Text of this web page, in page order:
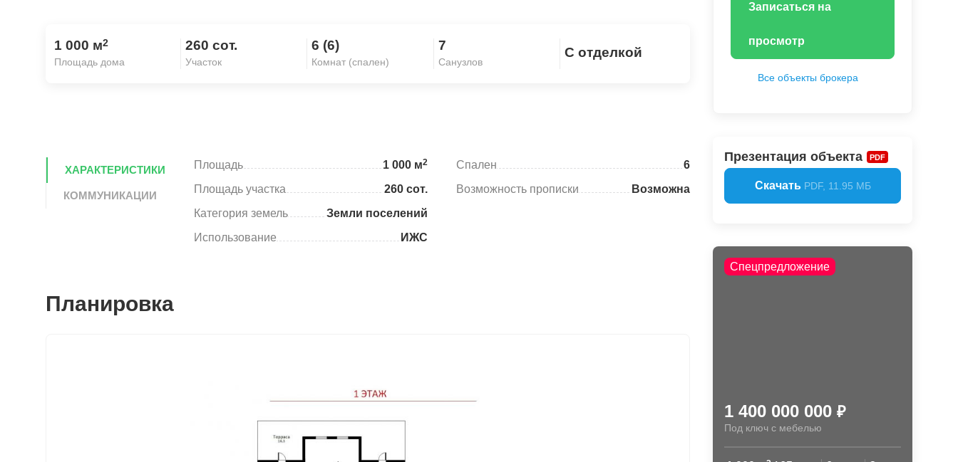
Скопировать ссылку
1 000 м2
Площадь дома
260 сот.
Участок
6 (6)
Комнат (спален)
7
Санузлов
С отделкой
ХАРАКТЕРИСТИКИ
КОММУНИКАЦИИ
Площадь 1 000 м2
Площадь участка
260 сот.
Категория земель
Земли поселений
Использование
ИЖС
Спален
6
Возможность прописки
Возможна
Планировка
Записаться на
просмотр
Все объекты брокера
Презентация объекта PDF
Скачать PDF, 11.95 МБ
Спецпредложение
1 400 000 000 ₽
Под ключ с мебелью